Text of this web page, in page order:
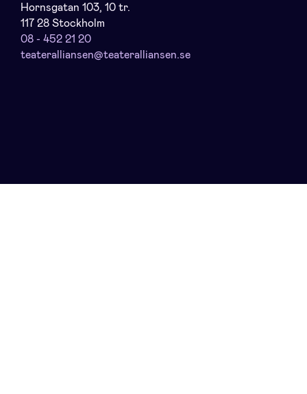
Hornsgatan 103, 10 tr.
117 28 Stockholm
08 - 452 21 20
teateralliansen@teateralliansen.se